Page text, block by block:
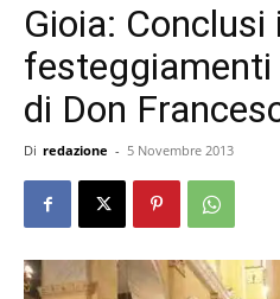
Gioia: Conclusi i
festeggiamenti
di Don
Di redazione - 5 Novembre 2013